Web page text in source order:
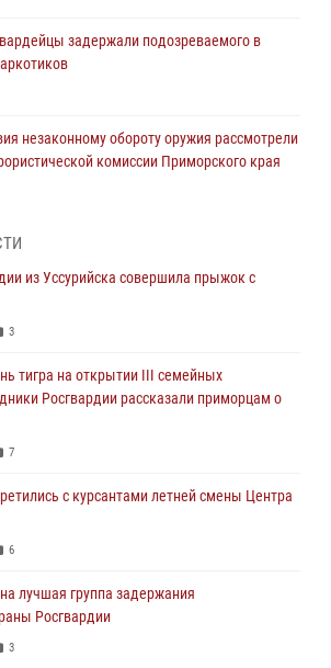
задержали подозреваемого в
незаконному обороту оружия рассмотрели
комиссии Приморского края
жилого дома сотрудники
Князь-Владимирском храме – Главном
приняли участие в молебне,
тигра на открытии III семейных
из Уссурийска совершила прыжок с
3
тигра на открытии III семейных
Росгвардии рассказали приморцам о
7
с курсантами летней смены Центра
6
лучшая группа задержания
Росгвардии
3